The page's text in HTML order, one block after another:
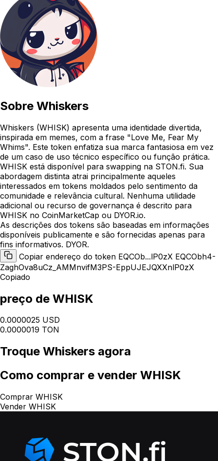
Sobre Whiskers
Whiskers (WHISK) apresenta uma identidade divertida,
inspirada em memes, com a frase "Love Me, Fear My
Whims". Este token enfatiza sua marca fantasiosa em vez
de um caso de uso técnico específico ou função prática.
WHISK está disponível para swapping na STON.fi. Sua
abordagem distinta atrai principalmente aqueles
interessados em tokens moldados pelo sentimento da
comunidade e relevância cultural. Nenhuma utilidade
adicional ou recurso de governança é descrito para
WHISK no CoinMarketCap ou DYOR.io.
As descrições dos tokens são baseadas em informações
disponíveis publicamente e são fornecidas apenas para
fins informativos. DYOR.
Copiar endereço do token EQCOb...lP0zX EQCObh4-
ZaghOva8uCz_AMMnvifM3PS-EppUJEJQXXnlP0zX
Copiado
preço de WHISK
0.0000025 USD
0.0000019 TON
Troque Whiskers agora
Como comprar e vender WHISK
Comprar WHISK
Vender WHISK